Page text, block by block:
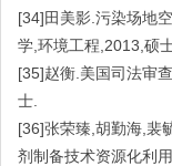
[34]田美影.污染场地
学,环境工程,2013,硕
[35]赵衡.美国司法审
士.
[36]张荣臻,胡勤海,裴
剂制备技术资源化利